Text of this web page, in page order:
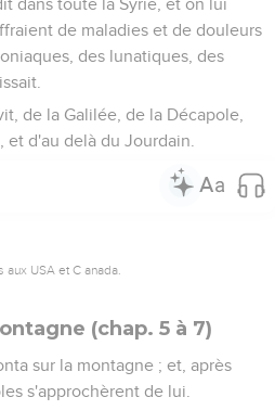
dans toute la Syrie, et on lui
de maladies et de douleurs
des lunatiques, des
de la Galilée, de la Décapole,
et d'au delà du Jourdain.
USA et C anada.
(chap. 5 à 7)
sur la montagne ; et, après
s'approchèrent de lui.